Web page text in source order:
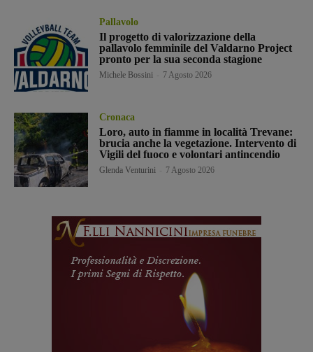
Pallavolo
Il progetto di valorizzazione della
pallavolo femminile del Valdarno Project
pronto per la sua seconda stagione
Michele Bossini 7 Agosto 2026
Cronaca
Loro, auto in fiamme in località Trevane:
brucia anche la vegetazione. Intervento di
Vigili del fuoco e volontari antincendio
Glenda Venturini 7 Agosto 2026